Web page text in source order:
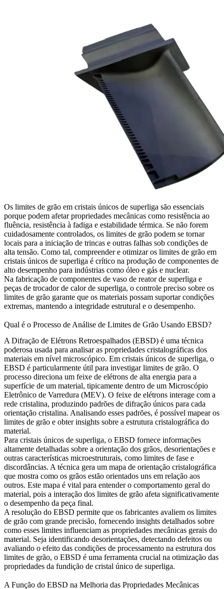
Os limites de grão em cristais únicos de superliga são essenciais
porque podem afetar propriedades mecânicas como resistência ao
fluência, resistência à fadiga e estabilidade térmica. Se não forem
cuidadosamente controlados, os limites de grão podem se tornar
locais para a iniciação de trincas e outras falhas sob condições de
alta tensão. Como tal, compreender e otimizar os limites de grão em
cristais únicos de superliga é crítico na produção de componentes de
alto desempenho para indústrias como óleo e gás e nuclear.
Na fabricação de componentes de vaso de reator de superliga e
peças de trocador de calor de superliga, o controle preciso sobre os
limites de grão garante que os materiais possam suportar condições
extremas, mantendo a integridade estrutural e o desempenho.
Qual é o Processo de Análise de Limites de Grão Usando EBSD?
A Difração de Elétrons Retroespalhados (EBSD) é uma técnica
poderosa usada para analisar as propriedades cristalográficas dos
materiais em nível microscópico. Em cristais únicos de superliga, o
EBSD é particularmente útil para investigar limites de grão. O
processo direciona um feixe de elétrons de alta energia para a
superfície de um material, tipicamente dentro de um Microscópio
Eletrônico de Varredura (MEV). O feixe de elétrons interage com a
rede cristalina, produzindo padrões de difração únicos para cada
orientação cristalina. Analisando esses padrões, é possível mapear os
limites de grão e obter insights sobre a estrutura cristalográfica do
material.
Para cristais únicos de superliga, o EBSD fornece informações
altamente detalhadas sobre a orientação dos grãos, desorientações e
outras características microestruturais, como limites de fase e
discordâncias. A técnica gera um mapa de orientação cristalográfica
que mostra como os grãos estão orientados uns em relação aos
outros. Este mapa é vital para entender o comportamento geral do
material, pois a interação dos limites de grão afeta significativamente
o desempenho da peça final.
A resolução do EBSD permite que os fabricantes avaliem os limites
de grão com grande precisão, fornecendo insights detalhados sobre
como esses limites influenciam as propriedades mecânicas gerais do
material. Seja identificando desorientações, detectando defeitos ou
avaliando o efeito das condições de processamento na estrutura dos
limites de grão, o EBSD é uma ferramenta crucial na otimização das
propriedades da fundição de cristal único de superliga.
A Função do EBSD na Melhoria das Propriedades Mecânicas